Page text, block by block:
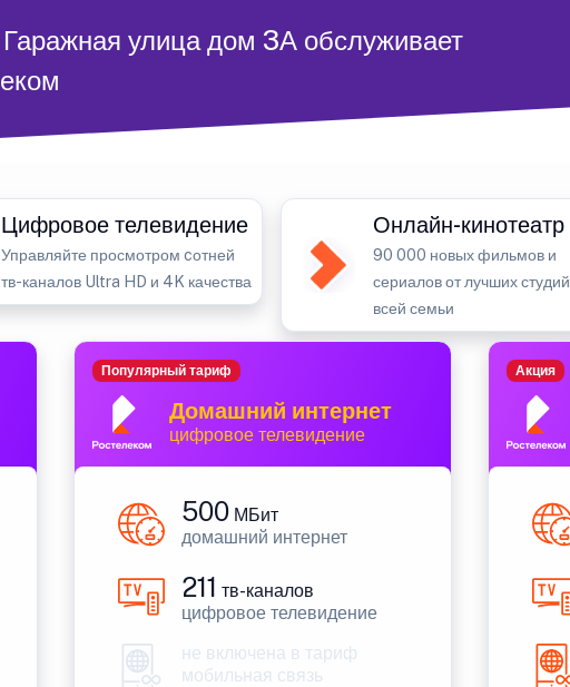
улица дом 3А обслуживает
Цифровое телевидение
Управляйте просмотром cотней
тв-каналов Ultra HD и 4K качества
Онлайн-
90 000 новых фильмов и
сериалов от лучших
всей семьи
Домашний интернет
цифровое телевидение
Популярный тариф
500 МБит
домашний интернет
211 тв-каналов
цифровое телевидение
не включена в тариф
мобильная связь
Акция